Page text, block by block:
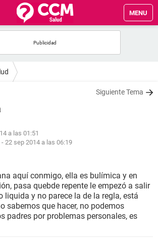
MENU
Siguiente Tema
a las 01:51
- 22 sep 2014 a las 06:19
aquí conmigo, ella es bulímica y en
pasa quebde repente le empezó a salir
liquida y no parece la de la regla, está
sabemos que hacer, no podemos
padres por problemas personales, es